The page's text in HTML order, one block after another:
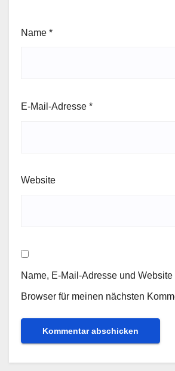
Name *
E-Mail-Adresse *
Website
Name, E-Mail-Adresse und
Browser für meinen nächsten